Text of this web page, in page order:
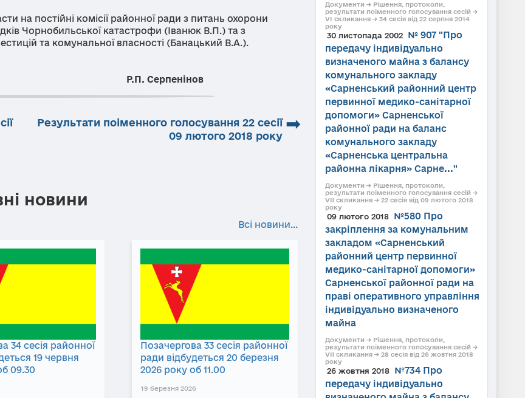
постійні комісії районної ради з питань охорони
Чорнобильської катастрофи (Іванюк В.П.) та з
та комунальної власності (Банацький В.А.).
Серпенінов
➡
Результати поіменного голосування 22 сесії
09 лютого 2018 року
новини
Всі новини...
34 сесія районної
19 червня
09.30
Позачергова 33 сесія районної
ради відбудеться 20 березня
2026 року об 11.00
19 березня 2026
Документи → Рішення, протоколи,
результати поіменного голосування сесій →
VI скликання → 34 сесія від 22 серпня 2014
року
30 листопада 2002
№ 907 "Про
передачу індивідуально
визначеного майна з балансу
комунального закладу
«Сарненський районний центр
первинної медико-санітарної
допомоги» Сарненської
районної ради на баланс
комунального закладу
«Сарненська центральна
районна лікарня» Сарне..."
Документи → Рішення, протоколи,
результати поіменного голосування сесій →
VII скликання → 22 сесія від 09 лютого 2018
року
09 лютого 2018
№580 Про
закріплення за комунальним
закладом «Сарненський
районний центр первинної
медико-санітарної допомоги»
Сарненської районної ради на
праві оперативного управління
індивідуально визначеного
майна
Документи → Рішення, протоколи,
результати поіменного голосування сесій →
VII скликання → 28 сесія від 26 жовтня 2018
року
26 жовтня 2018
№734 Про
передачу індивідуально